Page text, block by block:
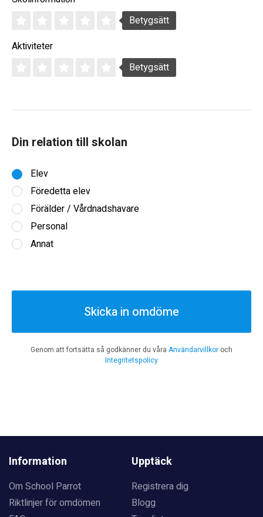
Betygsätt
Aktiviteter
Betygsätt
Din relation till skolan
Elev
Föredetta elev
Förälder / Vårdnadshavare
Personal
Annat
Skicka in omdöme
Genom att fortsätta så godkänner du våra Användarvillkor och
Integritetspolicy
Information
Om School Parrot
Riktlinjer för omdömen
Upptäck
Registrera dig
Blogg